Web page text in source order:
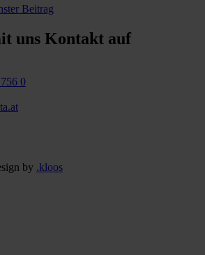
Beitrag
uns Kontakt auf
0
by .kloos